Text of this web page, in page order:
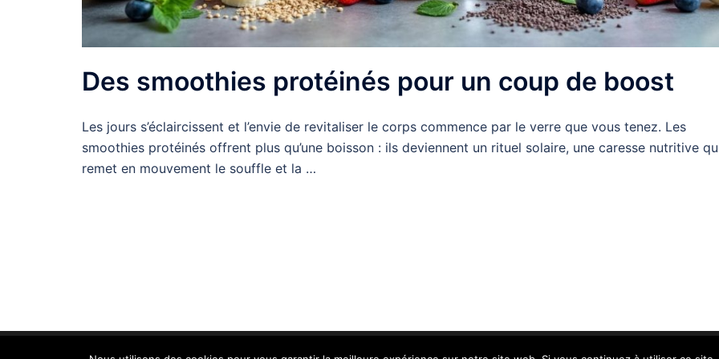
Des smoothies protéinés pour un coup de boost
Les jours s’éclaircissent et l’envie de revitaliser le corps commence par le verre que vous tenez. Les
smoothies protéinés offrent plus qu’une boisson : ils deviennent un rituel solaire, une caresse nutritive
remet en mouvement le souffle et la …